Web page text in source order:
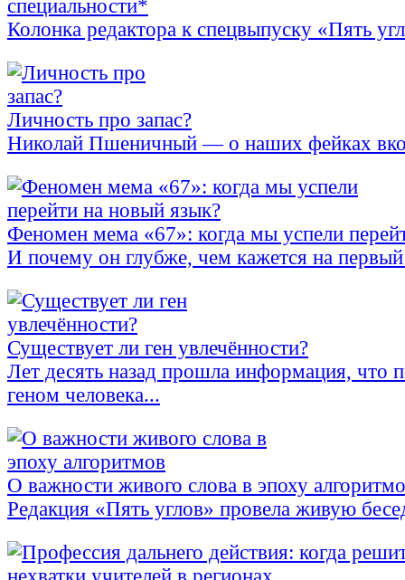
специальности*
Колонка редактора к спецвыпуску «Пять
Личность про запас?
Николай Пшеничный — о наших фейках
Феномен мема «67»: когда мы успели
И почему он глубже, чем кажется на первый
Существует ли ген увлечённости?
Лет десять назад прошла информация, что
геном человека...
О важности живого слова в эпоху
Редакция «Пять углов» провела живую